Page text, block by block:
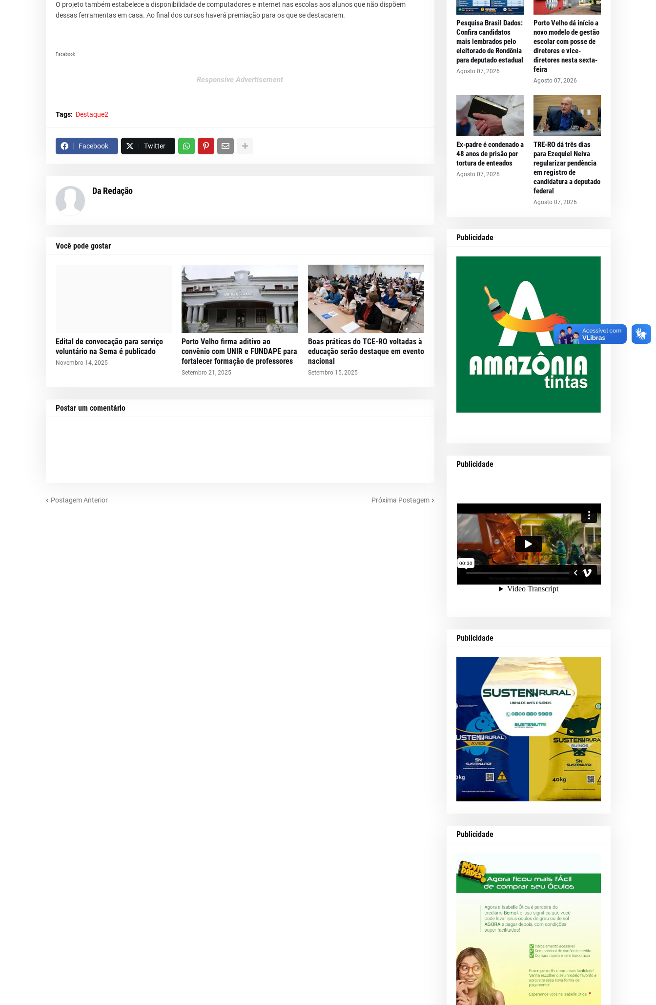
O projeto também estabelece a disponibilidade de computadores e internet nas escolas aos alunos que não dispõem
dessas ferramentas em casa. Ao final dos cursos haverá premiação para os que se destacarem.
Facebook
Responsive Advertisement
Tags: Destaque2
Facebook Twitter
Da Redação
Você pode gostar
Edital de convocação para serviço
voluntário na Sema é publicado
Novembro 14, 2025
Porto Velho firma aditivo ao
convênio com UNIR e FUNDAPE para
fortalecer formação de professores
Setembro 21, 2025
Boas práticas do TCE-RO voltadas à
educação serão destaque em evento
nacional
Setembro 15, 2025
Postar um comentário
Postagem Anterior Próxima Postagem
Pesquisa Brasil Dados:
Confira candidatos
mais lembrados pelo
eleitorado de Rondônia
para deputado estadual
Agosto 07, 2026
Porto Velho dá início a
novo modelo de gestão
escolar com posse de
diretores e vice-
diretores nesta sexta-
feira
Agosto 07, 2026
Ex-padre é condenado a
48 anos de prisão por
tortura de enteados
Agosto 07, 2026
TRE-RO dá três dias
para Ezequiel Neiva
regularizar pendência
em registro de
candidatura a deputado
federal
Agosto 07, 2026
Publicidade
Publicidade
Publicidade
Publicidade